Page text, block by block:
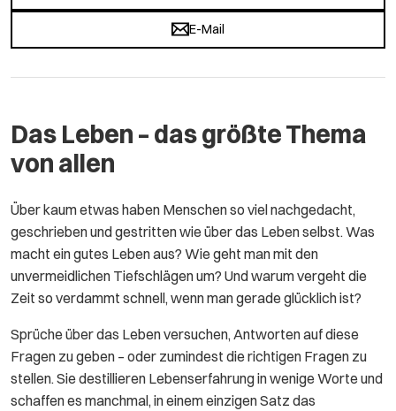
E-Mail
Das Leben – das größte Thema
von allen
Über kaum etwas haben Menschen so viel nachgedacht,
geschrieben und gestritten wie über das Leben selbst. Was
macht ein gutes Leben aus? Wie geht man mit den
unvermeidlichen Tiefschlägen um? Und warum vergeht die
Zeit so verdammt schnell, wenn man gerade glücklich ist?
Sprüche über das Leben versuchen, Antworten auf diese
Fragen zu geben – oder zumindest die richtigen Fragen zu
stellen. Sie destillieren Lebenserfahrung in wenige Worte und
schaffen es manchmal, in einem einzigen Satz das